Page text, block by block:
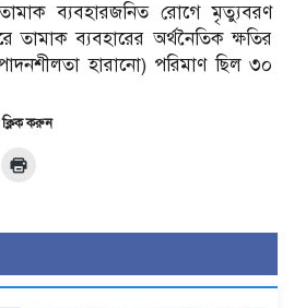
ব্যবহারজনিত রোগে মৃত্যুবরণ
তামাক ব্যবহারের অর্থনৈতিক ক্ষতির
হারানো) পরিমাণ ছিল ৩০
করুন